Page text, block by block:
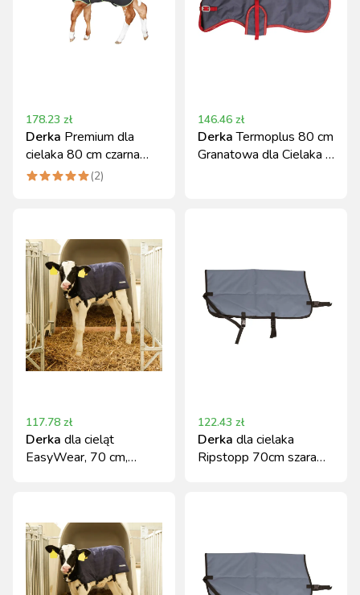
178.23 zł
Derka Premium dla
cielaka 80 cm czarna
Kerbl
(2)
146.46 zł
Derka Termoplus 80 cm
Granatowa dla Cielaka -
117.78 zł
Derka dla cieląt
EasyWear, 70 cm,
122.43 zł
Derka dla cielaka
Ripstopp 70cm szara